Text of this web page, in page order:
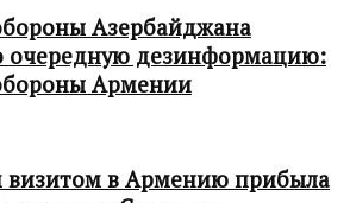
Азербайджана
очередную дезинформацию:
Армении
в Армению прибыла